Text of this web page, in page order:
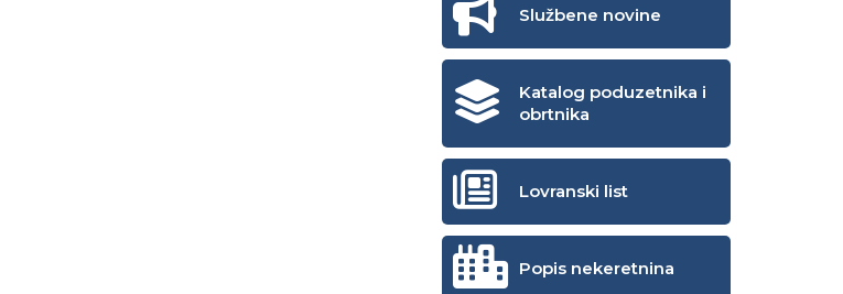
Službene novine
Katalog poduzetnika i
obrtnika
Lovranski list
Popis nekeretnina